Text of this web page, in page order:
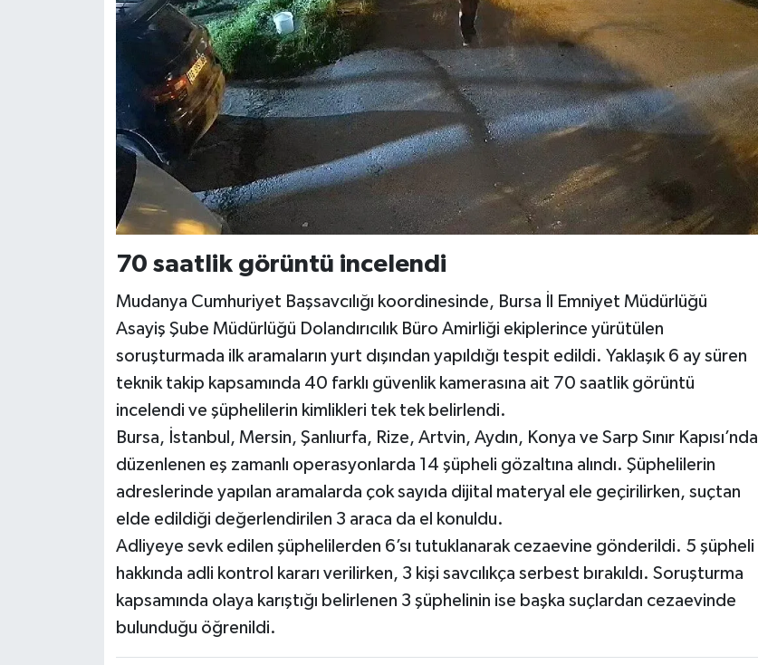
70 saatlik görüntü incelendi
Mudanya Cumhuriyet Başsavcılığı koordinesinde, Bursa İl Emniyet Müdürlüğü
Asayiş Şube Müdürlüğü Dolandırıcılık Büro Amirliği ekiplerince yürütülen
soruşturmada ilk aramaların yurt dışından yapıldığı tespit edildi. Yaklaşık 6 ay süren
teknik takip kapsamında 40 farklı güvenlik kamerasına ait 70 saatlik görüntü
incelendi ve şüphelilerin kimlikleri tek tek belirlendi.
Bursa, İstanbul, Mersin, Şanlıurfa, Rize, Artvin, Aydın, Konya ve Sarp Sınır Kapısı’nda
düzenlenen eş zamanlı operasyonlarda 14 şüpheli gözaltına alındı. Şüphelilerin
adreslerinde yapılan aramalarda çok sayıda dijital materyal ele geçirilirken, suçtan
elde edildiği değerlendirilen 3 araca da el konuldu.
Adliyeye sevk edilen şüphelilerden 6’sı tutuklanarak cezaevine gönderildi. 5 şüpheli
hakkında adli kontrol kararı verilirken, 3 kişi savcılıkça serbest bırakıldı. Soruşturma
kapsamında olaya karıştığı belirlenen 3 şüphelinin ise başka suçlardan cezaevinde
bulunduğu öğrenildi.